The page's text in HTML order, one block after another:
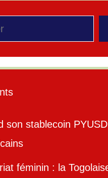
son stablecoin
féminin : la